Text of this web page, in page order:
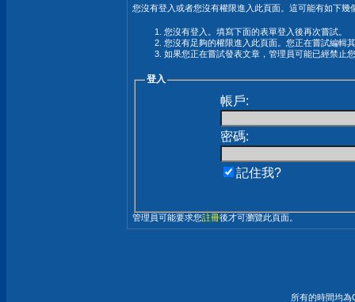
您沒有登入或者您沒有權限進入此頁面。這可能有如下幾
您沒有登入。填寫下面的表單登入後再次嘗試。
您沒有足夠的權限進入此頁面。您正在嘗試編輯
如果您正在嘗試發表文章，管理員可能已經禁止
登入
帳戶:
密碼:
記住我?
管理員可能要求您註冊後才可瀏覽此頁面。
所有的時間均為